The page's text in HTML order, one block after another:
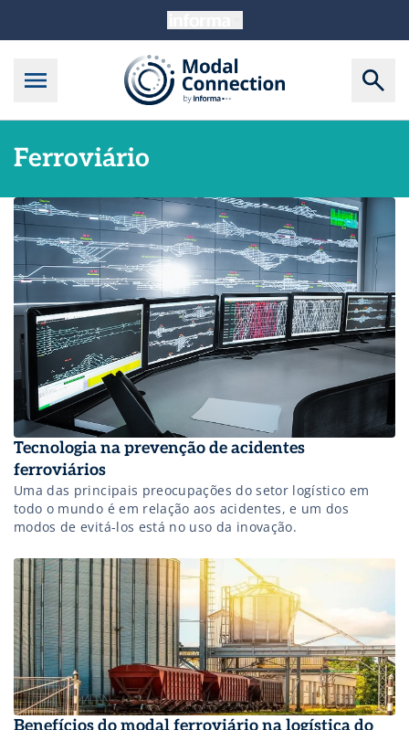
Ferroviário
Tecnologia na prevenção de acidentes
ferroviários
Uma das principais preocupações do setor logístico em
todo o mundo é em relação aos acidentes, e um dos
modos de evitá-los está no uso da inovação.